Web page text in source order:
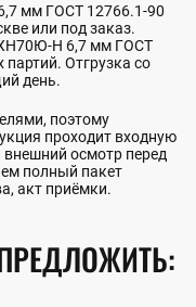
мм ГОСТ 12766.1-90
или под заказ.
Н 6,7 мм ГОСТ
Отгрузка со
день.
поэтому
проходит входную
внешний осмотр перед
полный пакет
акт приёмки.